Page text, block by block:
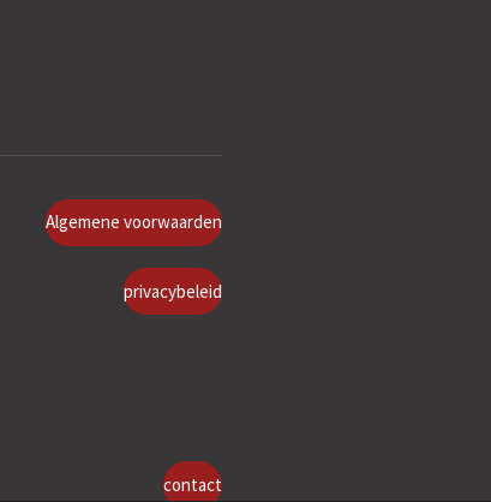
Algemene voorwaarden
privacybeleid
contact